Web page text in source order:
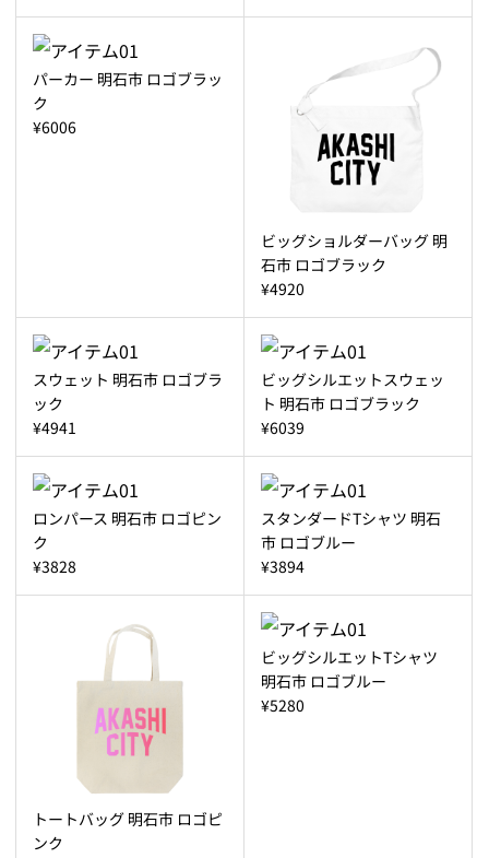
パーカー 明石市 ロゴブラッ
ク
¥6006
ビッグショルダーバッグ 明
石市 ロゴブラック
¥4920
スウェット 明石市 ロゴブラ
ック
¥4941
ビッグシルエットスウェッ
ト 明石市 ロゴブラック
¥6039
ロンパース 明石市 ロゴピン
ク
¥3828
スタンダードTシャツ 明石
市 ロゴブルー
¥3894
トートバッグ 明石市 ロゴピ
ンク
ビッグシルエットTシャツ
明石市 ロゴブルー
¥5280